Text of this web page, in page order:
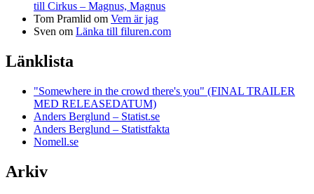
till Cirkus – Magnus, Magnus
Tom Pramlid om Vem är jag
Sven om Länka till filuren.com
Länklista
"Somewhere in the crowd there's you" (FINAL TRAILER
MED RELEASEDATUM)
Anders Berglund – Statist.se
Anders Berglund – Statistfakta
Nomell.se
Arkiv